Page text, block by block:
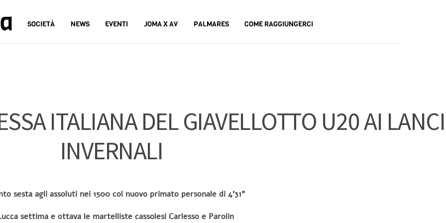
SOCIETÀ NEWS EVENTI JOMA X AV PALMARES COME RAGGIUNGERCI
ITALIANA DEL GIAVELLOTTO U20 AI LANCI
INVERNALI
sesta agli assoluti nei 1500 col nuovo primato personale di 4’31”
settima e ottava le martelliste cassolesi Carlesso e Parolin